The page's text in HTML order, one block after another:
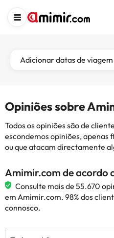
Adicionar datas de viagem
Opiniões sobre
Todos os opiniões são de
escondemos opiniões, apenas
ou que atacam directamente
Amimir.com de acordo
Consulte mais de 55.670
em Amimir.com. 98% dos
connosco.